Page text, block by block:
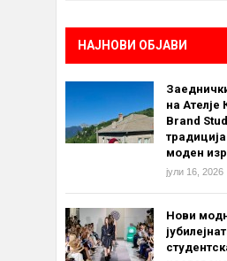
НАЈНОВИ ОБЈАВИ
на Ателје
Brand
моден
јули 16, 2026
Нови